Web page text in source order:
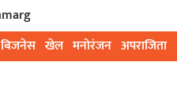
बिजनेस खेल मनोरंजन अपराजिता